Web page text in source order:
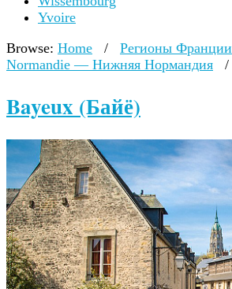
Yvoire
Browse: Home / Регионы Франции
Normandie — Нижняя Нормандия
/
Bayeux (Байё)